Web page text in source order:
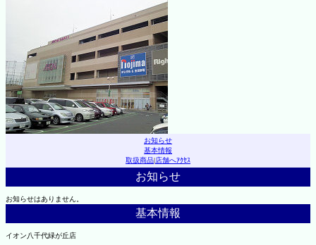
お知らせ
基本情報
取扱商品|店舗へｱｸｾｽ
お知らせ
お知らせはありません。
基本情報
イオン八千代緑が丘店